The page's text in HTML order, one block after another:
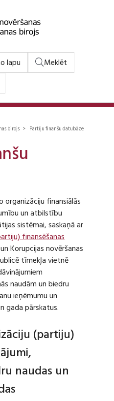
lapu
Meklēt
birojs > Partiju finanšu datubāze
organizāciju finansiālās
un atbilstību
sistēmai, saskaņā ar
finansēšanas
Korupcijas novēršanas
tīmekļa vietnē
naudām un biedru
ieņēmumu un
gada pārskatus.
(partiju)
naudas un